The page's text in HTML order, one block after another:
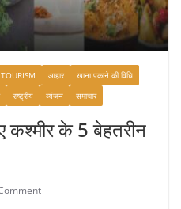
आहार
खाना पकाने की विधि
राष्ट्रीय व्यंजन समाचार
कश्मीर के 5 बेहतरीन